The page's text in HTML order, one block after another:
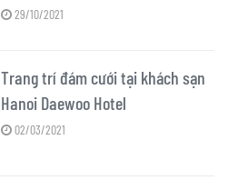
sẵn29/10/2021
Trang trí đám cưới tại khách sạn
Hanoi Daewoo Hotel
02/03/2021